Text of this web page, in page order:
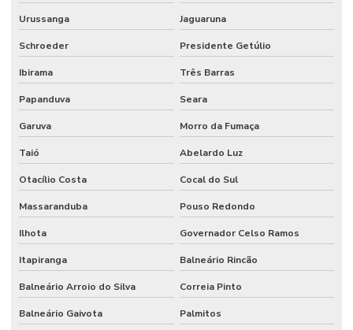
Urussanga Jaguaruna
Schroeder Presidente Getúlio
Ibirama Três Barras
Papanduva Seara
Garuva Morro da Fumaça
Taió Abelardo Luz
Otacílio Costa Cocal do Sul
Massaranduba Pouso Redondo
Ilhota Governador Celso Ramos
Itapiranga Balneário Rincão
Balneário Arroio do Silva Correia Pinto
Balneário Gaivota Palmitos